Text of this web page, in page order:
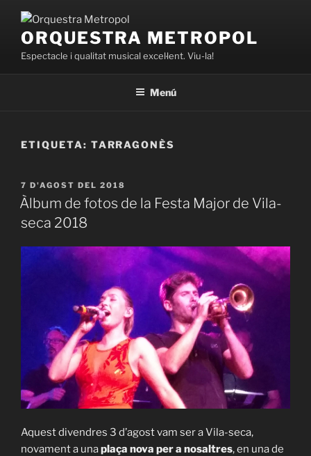
contingut
ORQUESTRA METROPOL
Espectacle i qualitat musical excel·lent. Viu-la!
Menú
ETIQUETA: TARRAGONÈS
PUBLICAT
A
7 D'AGOST DEL 2018
Àlbum de fotos de la Festa Major de Vila-
seca 2018
Aquest divendres 3 d’agost vam ser a Vila-seca,
novament a unaplaça nova per a nosaltres, en una de